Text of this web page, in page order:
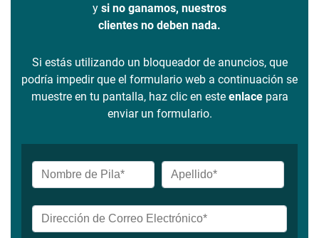
y si no ganamos, nuestros
clientes no deben nada.
Si estás utilizando un bloqueador de anuncios, que
podría impedir que el formulario web a continuación se
muestre en tu pantalla, haz clic en este enlacepara
enviar un formulario.